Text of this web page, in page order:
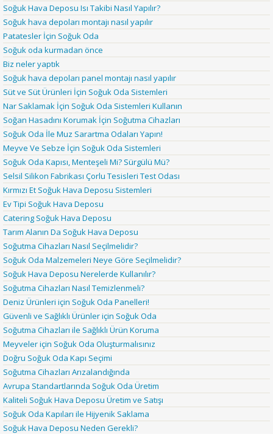
Soğuk Hava Deposu Isı Takibi Nasıl Yapılır?
Soğuk hava depoları montajı nasıl yapılır
Patatesler İçin Soğuk Oda
Soğuk oda kurmadan önce
Biz neler yaptık
Soğuk hava depoları panel montajı nasıl yapılır
Süt ve Süt Ürünleri İçin Soğuk Oda Sistemleri
Nar Saklamak İçin Soğuk Oda Sistemleri Kullanın
Soğan Hasadını Korumak İçin Soğutma Cihazları
Soğuk Oda İle Muz Sarartma Odaları Yapın!
Meyve Ve Sebze İçin Soğuk Oda Sistemleri
Soğuk Oda Kapısı, Menteşeli Mi? Sürgülü Mü?
Selsil Silikon Fabrikası Çorlu Tesisleri Test Odası
Kırmızı Et Soğuk Hava Deposu Sistemleri
Ev Tipi Soğuk Hava Deposu
Catering Soğuk Hava Deposu
Tarım Alanın Da Soğuk Hava Deposu
Soğutma Cihazları Nasıl Seçilmelidir?
Soğuk Oda Malzemeleri Neye Göre Seçilmelidir?
Soğuk Hava Deposu Nerelerde Kullanılır?
Soğutma Cihazları Nasıl Temizlenmeli?
Deniz Ürünleri için Soğuk Oda Panelleri!
Güvenli ve Sağlıklı Ürünler için Soğuk Oda
Soğutma Cihazları ile Sağlıklı Ürün Koruma
Meyveler için Soğuk Oda Oluşturmalısınız
Doğru Soğuk Oda Kapı Seçimi
Soğutma Cihazları Arızalandığında
Avrupa Standartlarında Soğuk Oda Üretim
Kaliteli Soğuk Hava Deposu Üretim ve Satışı
Soğuk Oda Kapıları ile Hijyenik Saklama
Soğuk Hava Deposu Neden Gerekli?